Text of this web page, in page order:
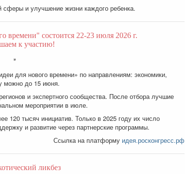
сферы и улучшение жизни каждого ребенка.
времени" состоится 22-23 июля 2026 г.
к участию!
для нового времени» по направлениям: экономики,
можно до 15 июня.
и экспертного сообщества. После отбора лучшие
мероприятии в июле.
120 тысяч инициатив. Только в 2025 году их число
и развитие через партнерские программы.
Ссылка на платформу идея.росконгресс.рф
ликбез